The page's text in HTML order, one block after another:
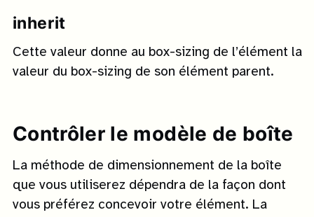
inherit
Cette valeur donne au box-sizing de l’élément la
valeur du box-sizing de son élément parent.
Contrôler le modèle de boîte
La méthode de dimensionnement de la boîte
que vous utiliserez dépendra de la façon dont
vous préférez concevoir votre élément. La